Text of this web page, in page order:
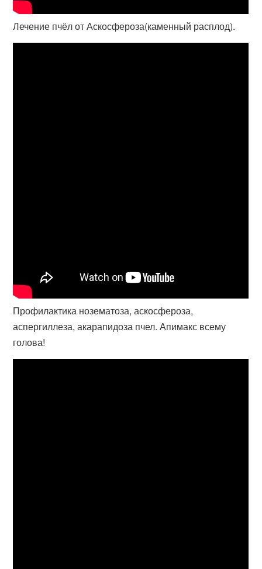
Лечение пчёл от Аскосфероза(каменный расплод).
Профилактика нозематоза, аскосфероза,
аспергиллеза, акарапидоза пчел. Апимакс всему
голова!